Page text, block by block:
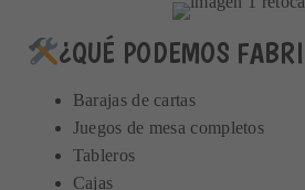
¿QUÉ PODEMOS
Barajas de cartas
Juegos de mesa completos
Tableros
Cajas